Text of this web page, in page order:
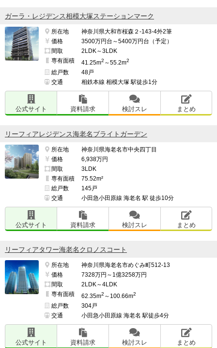
ガーラ・レジデンス相模大塚ステーションマーク
所在地
神奈川県大和市桜森２-143-4外2筆
価格
3500万円台～5400万円台（予定）
間取
2LDK～3LDK
専有面積
41.25m2 ～55.2m2
総戸数
48戸
交通
相鉄本線 相模大塚 駅徒歩1分
公式サイト 資料請求 検討スレ まとめ
リーフィアレジデンス海老名ブライトガーデン
所在地
神奈川県海老名市中央四丁目
価格
6,938万円
間取
3LDK
専有面積
75.52m²
総戸数
145戸
交通
小田急小田原線 海老名 駅 徒歩10分
公式サイト 資料請求 検討スレ まとめ
リーフィアタワー海老名クロノスコート
所在地
神奈川県海老名市めぐみ町512-13
価格
7328万円～1億3258万円
間取
2LDK～4LDK
専有面積
62.35m2 ～100.66m2
総戸数
304戸
交通
小田急小田原線 海老名 駅徒歩4分
公式サイト 資料請求 検討スレ まとめ